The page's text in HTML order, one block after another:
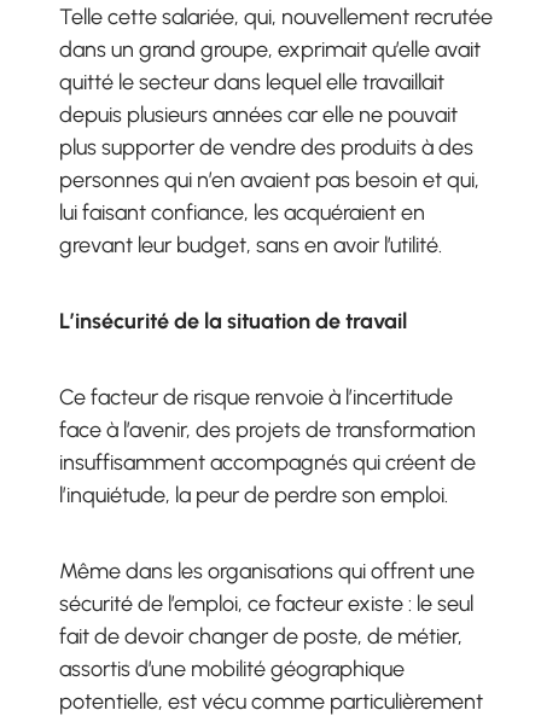
Telle cette salariée, qui, nouvellement recrutée
dans un grand groupe, exprimait qu’elle avait
quitté le secteur dans lequel elle travaillait
depuis plusieurs années car elle ne pouvait
plus supporter de vendre des produits à des
personnes qui n’en avaient pas besoin et qui,
lui faisant confiance, les acquéraient en
grevant leur budget, sans en avoir l’utilité.
L’insécurité de la situation de travail
Ce facteur de risque renvoie à l’incertitude
face à l’avenir, des projets de transformation
insuffisamment accompagnés qui créent de
l’inquiétude, la peur de perdre son emploi.
Même dans les organisations qui offrent une
sécurité de l’emploi, ce facteur existe : le seul
fait de devoir changer de poste, de métier,
assortis d’une mobilité géographique
potentielle, est vécu comme particulièrement